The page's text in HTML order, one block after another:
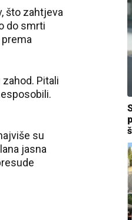
što zahtjeva
do smrti
Pitali
su
jasna